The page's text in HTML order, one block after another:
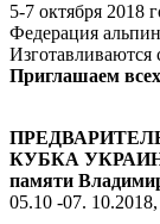
5-7 октября 2018
Федерация
Изготавливаются
Приглашаем
КУБКА
памяти
05.10 -07.